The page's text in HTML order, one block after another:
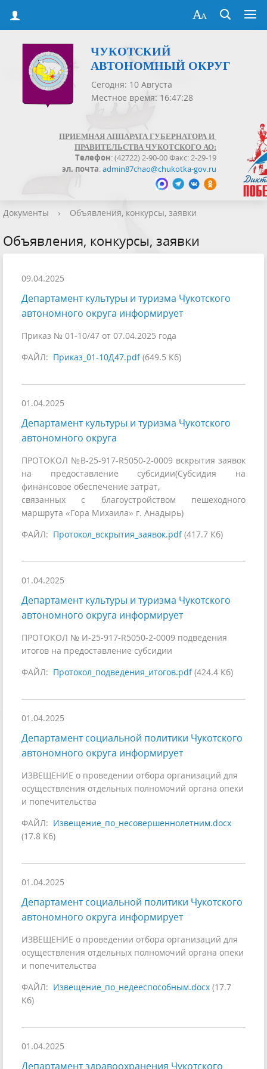
ЧУКОТСКИЙ
АВТОНОМНЫЙ ОКРУГ
Сегодня: 10 Августа
Местное время: 16:47:29
ПРИЕМНАЯ АППАРАТА ГУБЕРНАТОРА И
ПРАВИТЕЛЬСТВА ЧУКОТСКОГО АО:
Телефон: (42722) 2-90-00 Факс: 2-29-19
эл. почта:admin87chao@chukotka-gov.ru
Документы › Объявления, конкурсы, заявки
Объявления, конкурсы, заявки
09.04.2025
Департамент культуры и туризма Чукотского
автономного округа информирует
Приказ № 01-10/47 от 07.04.2025 года
ФАЙЛ: Приказ_01-10Д47.pdf(649.5 Кб)
01.04.2025
Департамент культуры и туризма Чукотского
автономного округа
ПРОТОКОЛ №В-25-917-R5050-2-0009 вскрытия заявок
на предоставление субсидии(Субсидия на
финансовое обеспечение затрат,
связанных с благоустройством пешеходного
маршрута «Гора Михаила» г. Анадырь)
ФАЙЛ: Протокол_вскрытия_заявок.pdf(417.7 Кб)
01.04.2025
Департамент культуры и туризма Чукотского
автономного округа информирует
ПРОТОКОЛ № И-25-917-R5050-2-0009 подведения
итогов на предоставление субсидии
ФАЙЛ: Протокол_подведения_итогов.pdf(424.4 Кб)
01.04.2025
Департамент социальной политики Чукотского
автономного округа информирует
ИЗВЕЩЕНИЕ о проведении отбора организаций для
осуществления отдельных полномочий органа опеки
и попечительства
ФАЙЛ: Извещение_по_несовершеннолетним.docx
(17.8 Кб)
01.04.2025
Департамент социальной политики Чукотского
автономного округа информирует
ИЗВЕЩЕНИЕ о проведении отбора организаций для
осуществления отдельных полномочий органа опеки
и попечительства
ФАЙЛ: Извещение_по_недееспособным.docx (17.7
Кб)
01.04.2025
Департамент здравоохранения Чукотского